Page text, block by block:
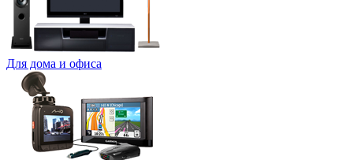
Для дома и офиса